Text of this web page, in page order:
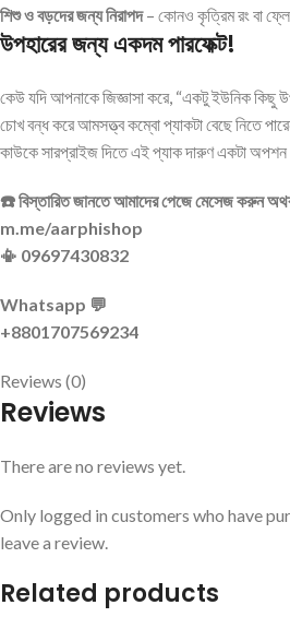
শিশু ও বড়দের জন্য নিরাপদ– কোনও কৃত্রিম রং বা
উপহারের জন্য একদম পারফেক্ট!
কেউ যদি আপনাকে জিজ্ঞাসা করে, “একটু ইউনিক কিছু
চোখ বন্ধ করে আমসত্ত্ব কম্বো প্যাকটা বেছে নিতে
কাউকে সারপ্রাইজ দিতে এই প্যাক দারুণ একটা
☎️ বিস্তারিত জানতে আমাদের পেজে মেসেজ করুন
m.me/aarphishop
📳 09697430832
Whatsapp 💬
+8801707569234
Reviews (0)
Reviews
There are no reviews yet.
Only logged in customers who have
leave a review.
Related products